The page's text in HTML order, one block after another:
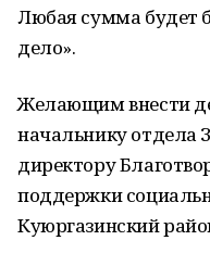
Любая сумма будет
дело».
Желающим внести
на­чальнику отдела
директору
поддержки
Куюргазинский